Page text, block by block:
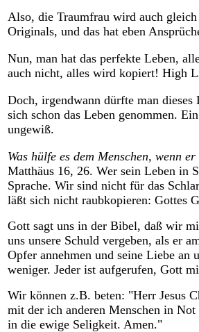
Also, die Traumfrau wird auch
Originals, und das hat eben
Nun, man hat das perfekte Leben,
auch nicht, alles wird kopiert! High
Doch, irgendwann dürfte man
sich schon das Leben genommen.
ungewiß.
Was hülfe es dem Menschen, wenn
Matthäus 16, 26. Wer sein Leben in
Sprache. Wir sind nicht für das
läßt sich nicht raubkopieren: Gottes
Gott sagt uns in der Bibel, daß wir
uns unsere Schuld vergeben, als er
Opfer annehmen und seine Liebe an
weniger. Jeder ist aufgerufen, Gott
Wir können z.B. beten: "Herr Jesus
mit der ich anderen Menschen in
in die ewige Seligkeit. Amen."